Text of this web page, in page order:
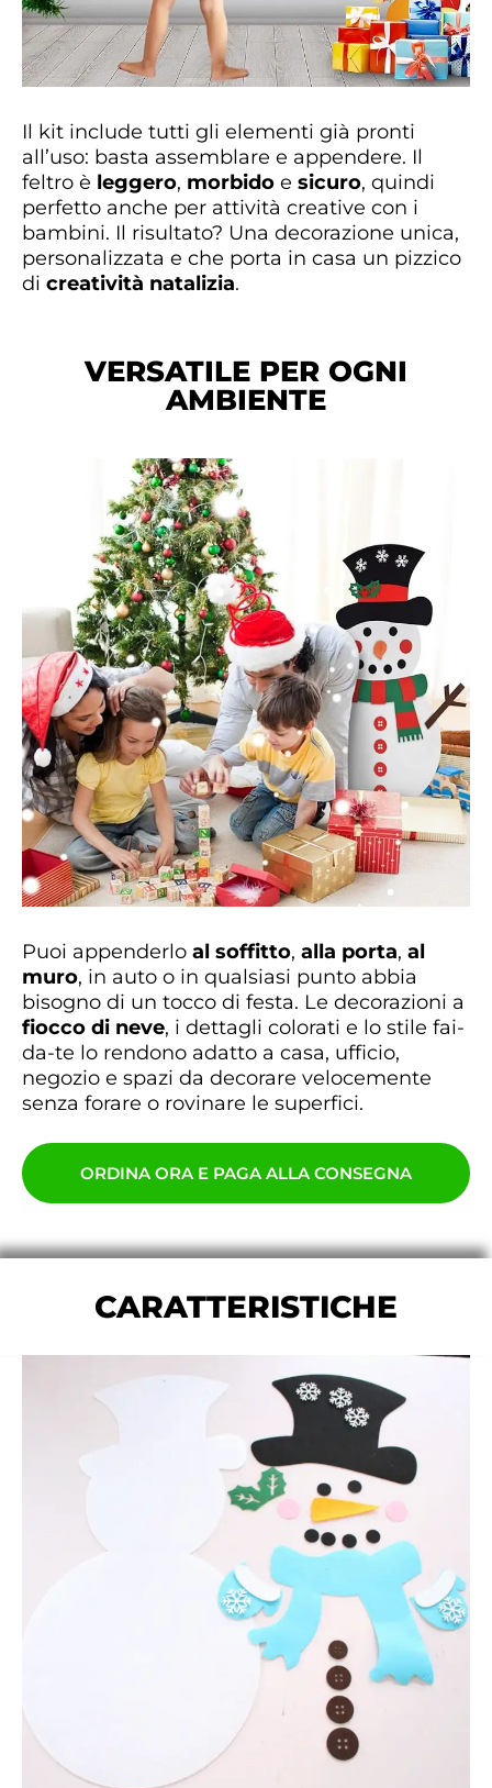
Il kit include tutti gli elementi già pronti
all’uso: basta assemblare e appendere. Il
feltro è leggero, morbido e sicuro, quindi
perfetto anche per attività creative con i
bambini. Il risultato? Una decorazione unica,
personalizzata e che porta in casa un pizzico
di creatività natalizia.
VERSATILE PER OGNI
AMBIENTE
Puoi appenderlo al soffitto, alla porta, al
muro, in auto o in qualsiasi punto abbia
bisogno di un tocco di festa. Le decorazioni a
fiocco di neve, i dettagli colorati e lo stile fai-
da-te lo rendono adatto a casa, ufficio,
negozio e spazi da decorare velocemente
senza forare o rovinare le superfici.
ORDINA ORA E PAGA ALLA CONSEGNA
CARATTERISTICHE